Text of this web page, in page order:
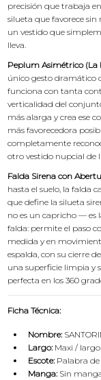
precisión que trabaja
silueta que favorece sin
un vestido que
lleva.
Peplum Asimétrico (La
único gesto dramático
funciona con tanta
verticalidad del
más alarga y crea ese
más favorecedora
completamente
otro vestido nupcial de
Falda Sirena con
hasta el suelo, la falda
que define la silueta
no es un capricho — es
falda: permite el paso
medida y en
espalda, con su cierre
una superficie limpia y
perfecta en los 360
Ficha Técnica:
Nombre:
Largo: Maxi /
Escote: Palabra
Manga: Sin